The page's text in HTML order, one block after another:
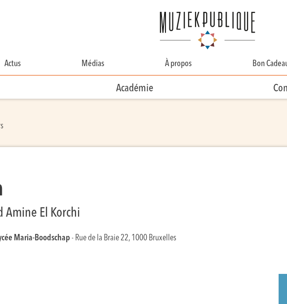
Actus Médias À propos
Contact
Bon
Académie
Amine El Korchi
Maria-Boodschap - Rue de la Braie 22, 1000 Bruxelles